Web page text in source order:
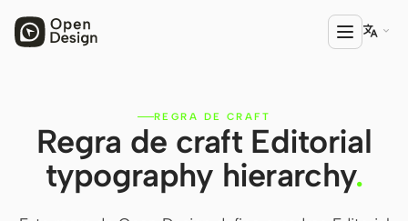
Open Design
HTML Anything

REGRA DE CRAFT
Regra de craft Editorial
typography hierarchy.